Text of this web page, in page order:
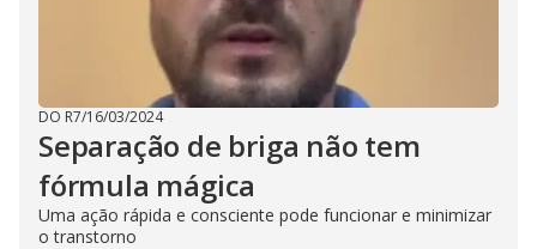
DO R7/16/03/2024
Separação de briga não tem
fórmula mágica
Uma ação rápida e consciente pode funcionar e minimizar
o transtorno